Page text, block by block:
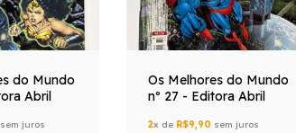
do Mundo
Abril
sem juros
Os Melhores do Mundo
nº 27 - Editora Abril
2x de R$9,90 sem juros